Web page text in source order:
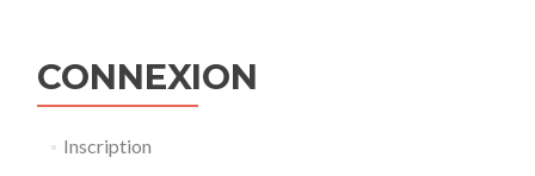
CONNEXION
Inscription